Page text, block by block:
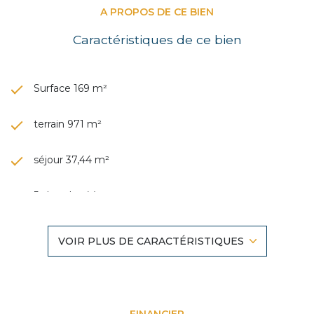
A PROPOS DE CE BIEN
Caractéristiques de ce bien
Surface 169 m²
terrain 971 m²
séjour 37,44 m²
5 chambre(s)
VOIR PLUS DE CARACTÉRISTIQUES